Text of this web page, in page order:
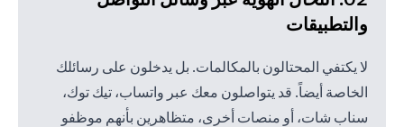
والتطبيقات
لا يكتفي المحتالون بالمكالمات. بل يدخلون على رسائلك
الخاصة أيضاً. قد يتواصلون معك عبر واتساب، تيك توك،
سناب شات، أو منصات أخرى، متظاهرين بأنهم موظفو